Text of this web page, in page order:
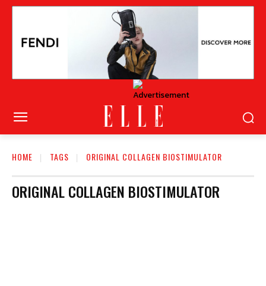
HOME TAGS ORIGINAL COLLAGEN BIOSTIMULATOR
ORIGINAL COLLAGEN BIOSTIMULATOR